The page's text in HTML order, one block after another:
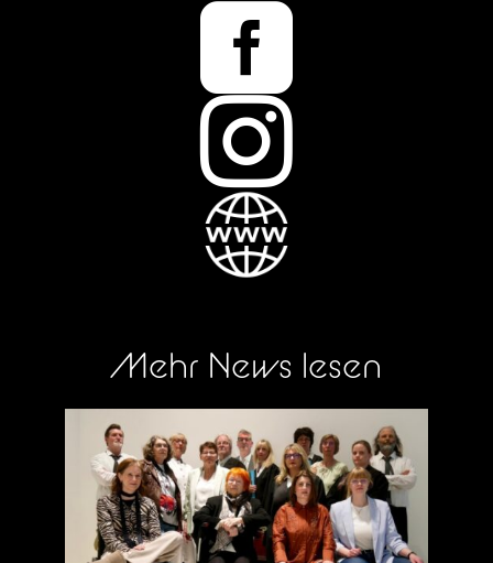


Mehr News lesen